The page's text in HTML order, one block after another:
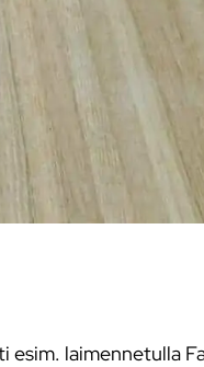
laimennetulla